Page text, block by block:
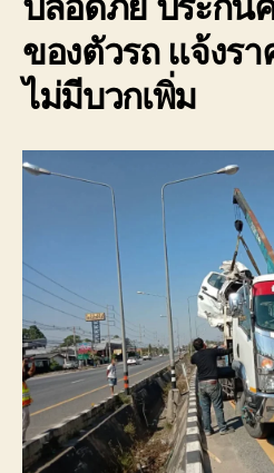
ของตัวรถ แจ้งร
ไม่มีบวกเพิ่ม